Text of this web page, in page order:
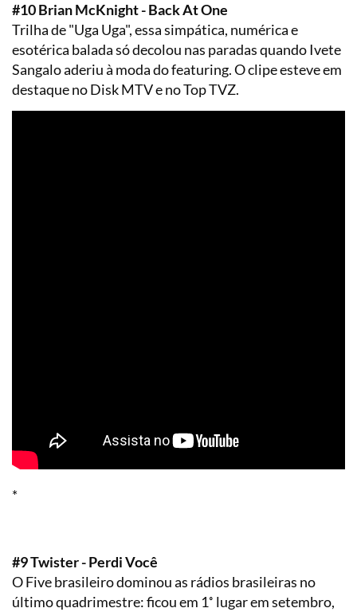
#10 Brian McKnight - Back At One
Trilha de "Uga Uga", essa simpática, numérica e
esotérica balada só decolou nas paradas quando Ivete
Sangalo aderiu à moda do featuring. O clipe esteve em
destaque no Disk MTV e no Top TVZ.
*
#9 Twister - Perdi Você
O Five brasileiro dominou as rádios brasileiras no
último quadrimestre: ficou em 1˚ lugar em setembro,